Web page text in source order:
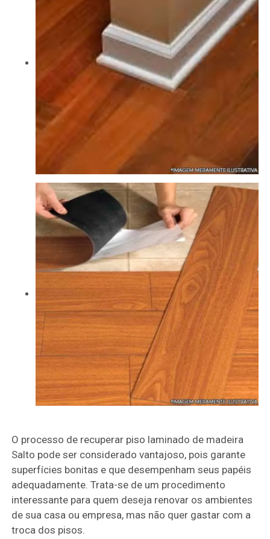
O processo de recuperar piso laminado de madeira
Salto pode ser considerado vantajoso, pois garante
superfícies bonitas e que desempenham seus papéis
adequadamente. Trata-se de um procedimento
interessante para quem deseja renovar os ambientes
de sua casa ou empresa, mas não quer gastar com a
troca dos pisos.